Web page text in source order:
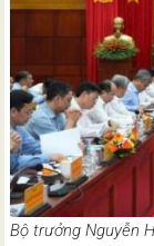
Bộ trưởng Nguyễn